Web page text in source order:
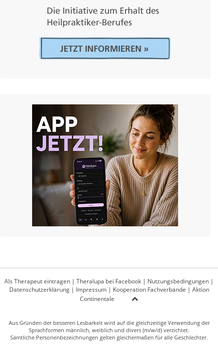
Als Therapeut eintragen | Theralupa bei Facebook | Nutzungsbedingungen |
Datenschutzerklärung| Impressum| Kooperation Fachverbände | Aktion
Continentale
Aus Gründen der besseren Lesbarkeit wird auf die gleichzeitige Verwendung der
Sprachformen männlich, weiblich und divers (m/w/d) verzichtet.
Sämtliche Personenbezeichnungen gelten gleichermaßen für alle Geschlechter.